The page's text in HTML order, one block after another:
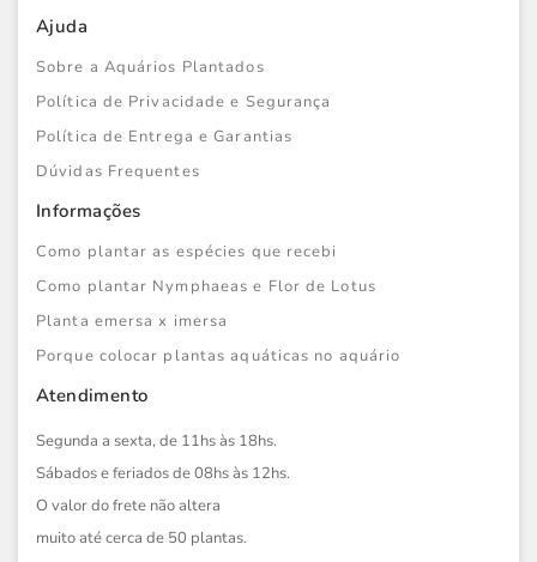
Ajuda
Sobre a Aquários Plantados
Política de Privacidade e Segurança
Política de Entrega e Garantias
Dúvidas Frequentes
Informações
Como plantar as espécies que recebi
Como plantar Nymphaeas e Flor de Lotus
Planta emersa x imersa
Porque colocar plantas aquáticas no aquário
Atendimento
Segunda a sexta, de 11hs às 18hs.
Sábados e feriados de 08hs às 12hs.
O valor do frete não altera
muito até cerca de 50 plantas.